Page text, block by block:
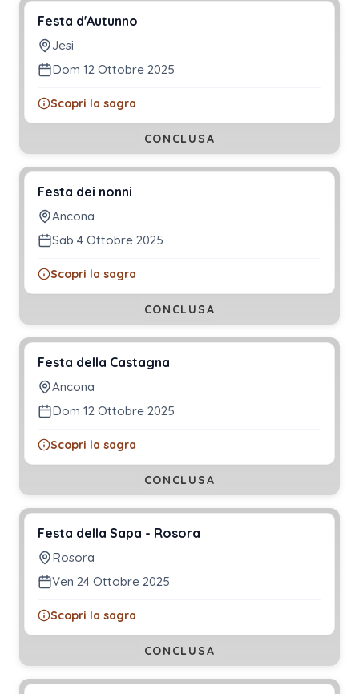
Festa d'Autunno
Jesi
Dom 12 Ottobre 2025
Scopri la sagra
CONCLUSA
Festa dei nonni
Ancona
Sab 4 Ottobre 2025
Scopri la sagra
CONCLUSA
Festa della Castagna
Ancona
Dom 12 Ottobre 2025
Scopri la sagra
CONCLUSA
Festa della Sapa - Rosora
Rosora
Ven 24 Ottobre 2025
Scopri la sagra
CONCLUSA